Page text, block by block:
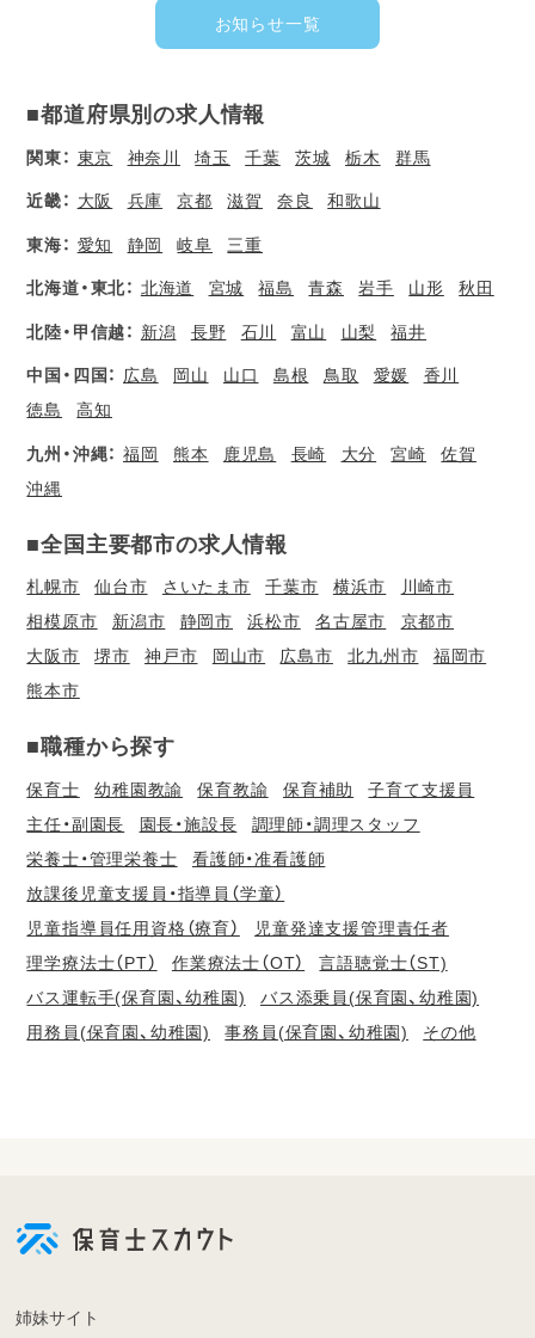
お知らせ一覧
■都道府県別の求人情報
関東： 東京 神奈川 埼玉 千葉 茨城 栃木 群馬
近畿： 大阪 兵庫 京都 滋賀 奈良 和歌山
東海： 愛知 静岡 岐阜 三重
北海道・東北： 北海道 宮城 福島 青森 岩手 山形 秋田
北陸・甲信越： 新潟 長野 石川 富山 山梨 福井
中国・四国： 広島 岡山 山口 島根 鳥取 愛媛
香川
徳島
高知
九州・沖縄： 福岡 熊本 鹿児島 長崎 大分 宮崎
佐賀
沖縄
■全国主要都市の求人情報
札幌市 仙台市 さいたま市 千葉市 横浜市
川崎市
相模原市
新潟市 静岡市 浜松市 名古屋市
京都市
大阪市
堺市 神戸市 岡山市 広島市 北九州市
福岡市
熊本市
■職種から探す
保育士 幼稚園教諭 保育教諭 保育補助
子育て支援員
主任・副園長
園長・施設長
調理師・調理スタッフ
栄養士・管理栄養士
看護師・准看護師
放課後児童支援員・指導員（学童）
児童指導員任用資格（療育）
児童発達支援管理責任者
理学療法士（PT）
作業療法士（OT）
言語聴覚士（ST)
バス運転手(保育園、幼稚園)
バス添乗員(保育園、幼稚園)
用務員(保育園、幼稚園)
事務員(保育園、幼稚園) その他
登
姉妹サイト